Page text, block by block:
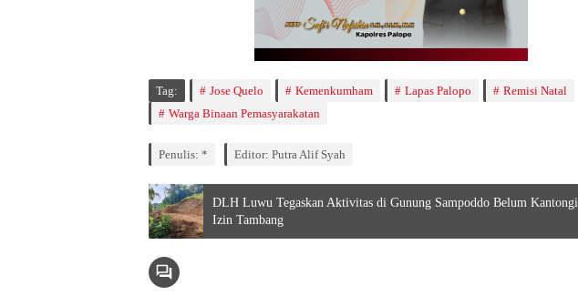
Tag: Jose Quelo Kemenkumham Lapas Palopo
Remisi Natal
Warga Binaan Pemasyarakatan
Penulis: * Editor: Putra Alif Syah
DLH Luwu Tegaskan Aktivitas di Gunung Sampoddo Belum Kantongi
Izin Tambang